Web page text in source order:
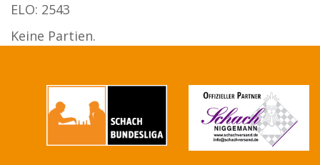
ELO: 2543
Keine Partien.